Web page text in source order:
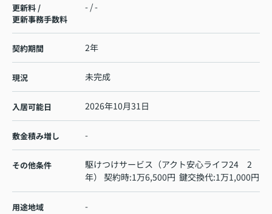
更新料 /
更新事務手数料
- / -
契約期間 2年
現況 未完成
入居可能日 2026年10月31日
敷金積み増し -
その他条件
駆けつけサービス（アクト安心ライフ24 2
年） 契約時:1万6,500円 鍵交換代:1万1,000円
用途地域 -